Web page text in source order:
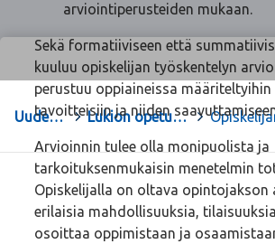
Uudenkaupungin lukio > Lukion opetussuunnitelman perusteet 2019 >
arviointiperusteiden mukaan.
Sekä formatiiviseen että
kuuluu opiskelijan työskentelyn
perustuu oppiaineissa
tavoitteisiin ja niiden
Arvioinnin tulee olla monipuolista ja
tarkoituksenmukaisin menetelmin
Opiskelijalla on oltava opintojakson
erilaisia mahdollisuuksia,
osoittaa oppimistaan ja